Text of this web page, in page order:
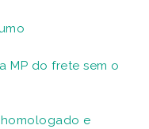
MP do frete sem o
e